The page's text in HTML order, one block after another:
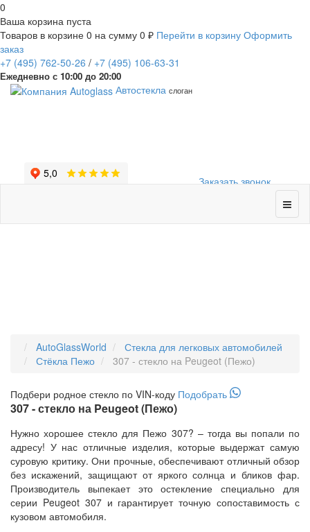
0
Ваша корзина пуста
Товаров в корзине 0 на сумму 0 ₽ Перейти в корзину Оформить
заказ
+7 (495) 762-50-26 / +7 (495) 106-63-31
Ежедневно с 10:00 до 20:00
Заказать звонок
Автостекла слоган
AutoGlassWorld
Стекла для легковых автомобилей
Стёкла Пежо
307 - стекло на Peugeot (Пежо)
Подбери родное стекло по VIN-коду Подобрать
307 - стекло на Peugeot (Пежо)
Нужно хорошее стекло для Пежо 307? – тогда вы попали по
адресу! У нас отличные изделия, которые выдержат самую
суровую критику. Они прочные, обеспечивают отличный обзор
без искажений, защищают от яркого солнца и бликов фар.
Производитель выпекает это остекление специально для
серии Peugeot 307 и гарантирует точную сопоставимость с
кузовом автомобиля.